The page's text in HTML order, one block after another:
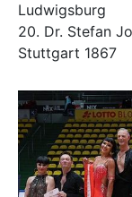
Ludwigsburg
20. Dr. Stefan
Stuttgart 1867